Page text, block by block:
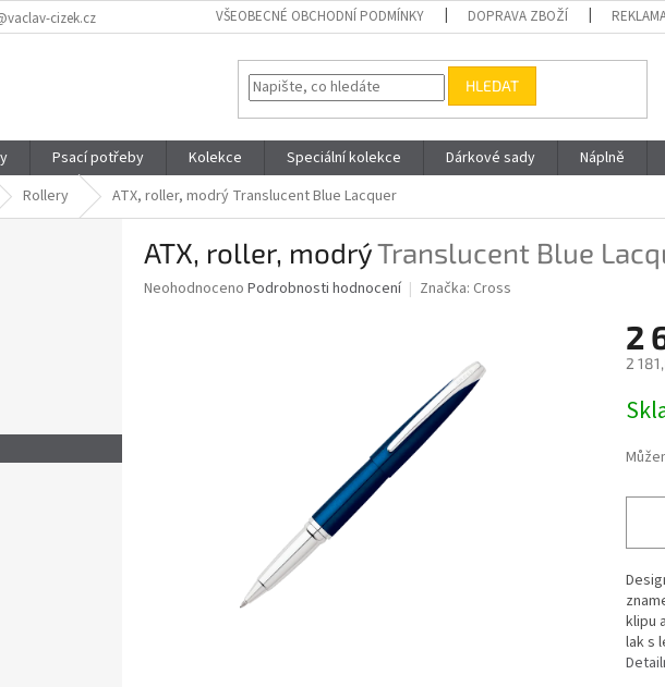
cizek.cz VŠEOBECNÉ OBCHODNÍ PODMÍNKY DOPRAVA ZBOŽÍ
HLEDAT
Psací potřeby Kolekce Speciální kolekce Dárkové sady Náplně
Rollery ATX, roller, modrý Translucent Blue Lacquer
ATX, roller, modrýTranslucent Blue
Průměrné
Neohodnoceno Podrobnosti hodnocení Značka: Cross
2
2
cena:
klipu
lak s